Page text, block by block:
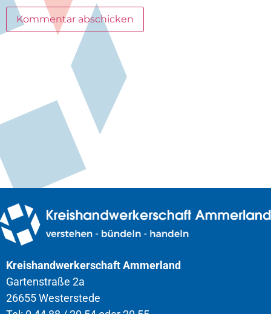
Kreishandwerkerschaft Ammerland
Gartenstraße 2a
26655 Westerstede